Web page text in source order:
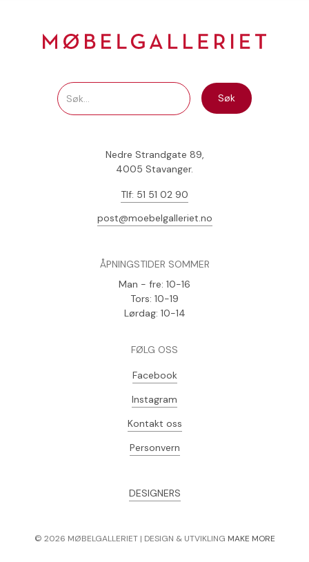
Nedre Strandgate 89,
4005 Stavanger.
Tlf: 51 51 02 90
post@moebelgalleriet.no
ÅPNINGSTIDER SOMMER
Man - fre: 10-16
Tors: 10-19
Lørdag: 10-14
FØLG OSS
Facebook
Instagram
Kontakt oss
Personvern
DESIGNERS
© 2026 MØBELGALLERIET | DESIGN & UTVIKLING MAKE MORE